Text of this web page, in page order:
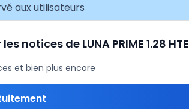
aux utilisateurs
de LUNA PRIME 1.28 HTE
et bien plus encore